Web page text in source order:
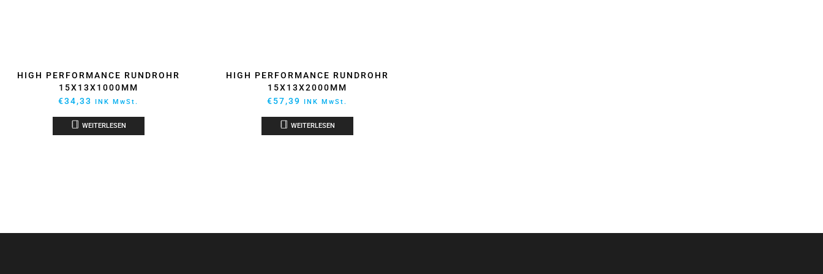
HIGH PERFORMANCE RUNDROHR
15X13X1000MM
€34,33 INK MwSt.
WEITERLESEN
HIGH PERFORMANCE RUNDROHR
15X13X2000MM
€57,39 INK MwSt.
WEITERLESEN